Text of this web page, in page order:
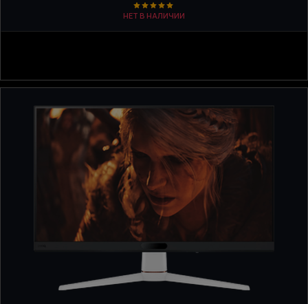
НЕТ В НАЛИЧИИ